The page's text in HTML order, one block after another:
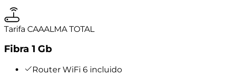
Tarifa CAAALMA TOTAL
Fibra 1 Gb
Router WiFi 6 incluido